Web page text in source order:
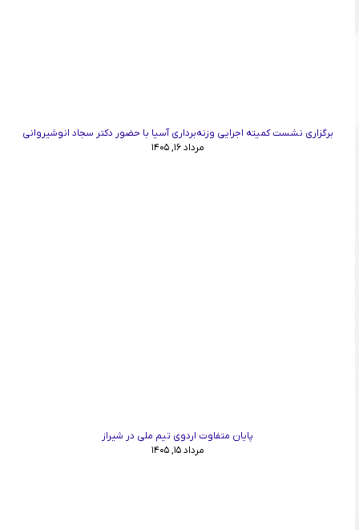
برگزاری نشست کمیته اجرایی وزنه‌برداری آسیا با حضور دکتر سجاد انوشیروانی
مرداد ۱۶, ۱۴۰۵
پایان متفاوت اردوی تیم ملی در شیراز
مرداد ۱۵, ۱۴۰۵